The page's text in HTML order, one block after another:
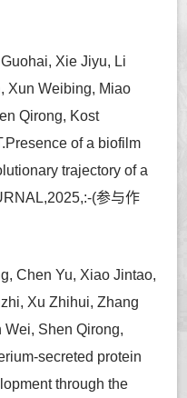
Xie Jiyu, Li
Xun Weibing, Miao
Qirong, Kost
of a biofilm
trajectory of a
(参与作
Chen Yu, Xiao Jintao,
Xu Zhihui, Zhang
Wei, Shen Qirong,
secreted protein
through the